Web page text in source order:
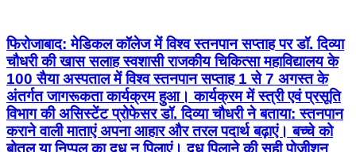
फिरोजाबाद: मेडिकल कॉलेज में विश्व स्तनपान सप्ताह पर डॉ. दिव्या
चौधरी की खास सलाह स्वशासी राजकीय चिकित्सा महाविद्यालय के
100 सैया अस्पताल में विश्व स्तनपान सप्ताह 1 से 7 अगस्त के
अंतर्गत जागरूकता कार्यक्रम हुआ। कार्यक्रम में स्त्री एवं प्रसूति
विभाग की असिस्टेंट प्रोफेसर डॉ. दिव्या चौधरी ने बताया: स्तनपान
कराने वाली माताएं अपना आहार और तरल पदार्थ बढ़ाएं। बच्चे को
बोतल या निप्पल का दूध न पिलाएं। दूध पिलाने की सही पोजीशन